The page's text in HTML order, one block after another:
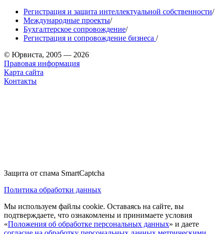
Регистрация и защита интеллектуальной собственности/
Международные проекты/
Бухгалтерское сопровождение/
Регистрация и сопровождение бизнеса /
© Юрвиста, 2005 — 2026
Правовая информация
Карта сайта
Контакты
Защита от спама SmartCaptcha
Политика обработки данных
Мы используем файлы cookie. Оставаясь на сайте, вы
подтверждаете, что ознакомлены и принимаете условия
«Положения об обработке персональных данных» и даете